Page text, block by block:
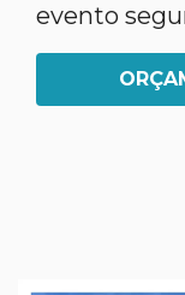
evento